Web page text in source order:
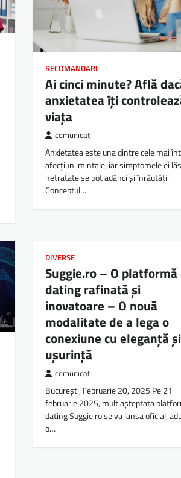
RECOMANDARI
Ai cinci minute? Află
anxietatea îți
viața
comunicat
Anxietatea este una dintre cele mai
afecțiuni mintale, iar simptomele ei
netratate se pot adânci și înrăutăți.
Conceptul…
DIVERSE
Suggie.ro – O platformă
dating rafinată și
inovatoare – O nouă
modalitate de a lega o
conexiune cu eleganță și
ușurință
comunicat
București, Februarie 20, 2025 Pe 21
februarie 2025, mult așteptata
dating Suggie.ro se va lansa oficial,
o…